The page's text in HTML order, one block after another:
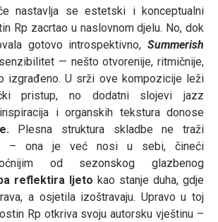
nastavlja se estetski i konceptualni
Rp zacrtao u naslovnom djelu. No, dok
gotovo introspektivno, Summerish
— nešto otvorenije, ritmičnije,
izgrađeno. U srži ove kompozicije leži
pristup, no dodatni slojevi jazz
i organskih tekstura donose
Plesna struktura skladbe ne traži
– ona je već nosi u sebi, čineći
od sezonskog glazbenog
reflektira ljeto kao stanje duha, gdje
a osjetila izoštravaju. Upravo u toj
Rp otkriva svoju autorsku vještinu –